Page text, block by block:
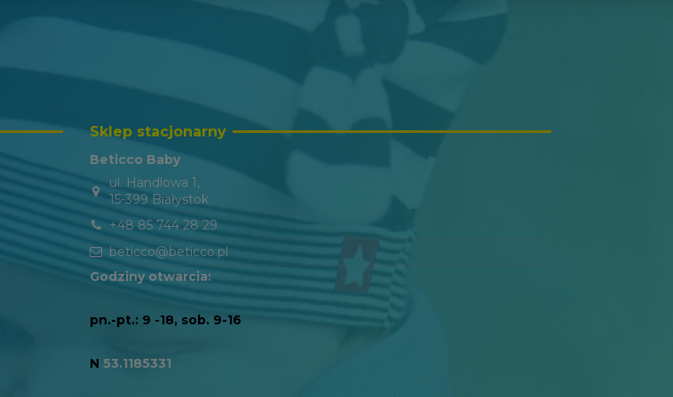
Sklep stacjonarny
Beticco Baby
ul. Handlowa 1,
15-399 Białystok
+48 85 744 28 29
beticco@beticco.pl
Godziny otwarcia:
pn.-pt.: 9 -18, sob. 9-16
N 53.1185331